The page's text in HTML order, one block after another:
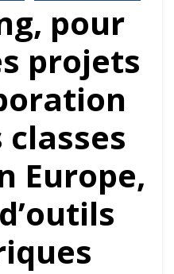
pour
projets
classes
Europe,